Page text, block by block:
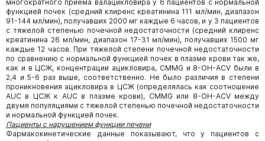
многократного приема валацикловира у 6 пациентов с нормальной
функцией почек (средний клиренс креатинина 111 мл/мин, диапазон
91-144 мл/мин), получавших 2000 мг каждые 6 часов, и у 3 пациентов
с тяжелой степенью почечной недостаточности (средний клиренс
креатинина 26 мл/мин, диапазон 17-31 мл/мин), получавших 1500 мг
каждые 12 часов. При тяжелой степени почечной недостаточности
по сравнению с нормальной функцией почек в плазме крови так же,
как и в ЦСЖ, концентрации ацикловира, CMMG и 8-OH-ACV были в
2,4 и 5-6 раз выше, соответственно. Не было различия в степени
проникновения ацикловира в ЦСЖ (определялась как соотношение
AUC в ЦСЖ к AUC в плазме крови), CMMG или 8-OH-ACV между
двумя популяциями с тяжелой степенью почечной недостаточности
и нормальной функцией почек.
Пациенты с нарушением функции печени
Фармакокинетические данные показывают, что у пациентов с